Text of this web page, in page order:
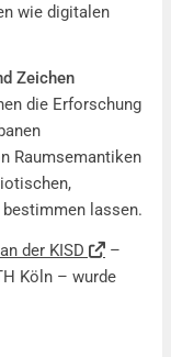
wie digitalen
Zeichen
die Erforschung
Raumsemantiken
lassen.
der KISD
–
Köln – wurde